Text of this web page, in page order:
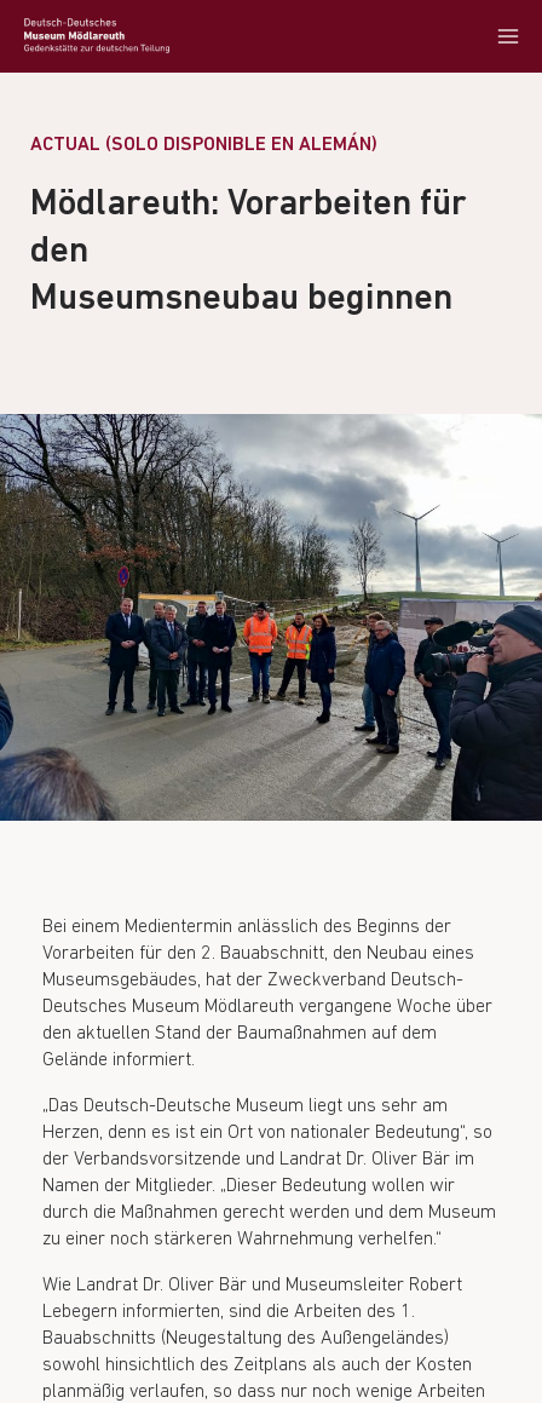
ACTUAL (SOLO DISPONIBLE EN ALEMÁN)
Mödlareuth: Vorarbeiten für
den
Museumsneubau beginnen
Bei einem Medientermin anlässlich des Beginns der
Vorarbeiten für den 2. Bauabschnitt, den Neubau eines
Museumsgebäudes, hat der Zweckverband Deutsch-
Deutsches Museum Mödlareuth vergangene Woche über
den aktuellen Stand der Baumaßnahmen auf dem
Gelände informiert.
„Das Deutsch-Deutsche Museum liegt uns sehr am
Herzen, denn es ist ein Ort von nationaler Bedeutung“, so
der Verbandsvorsitzende und Landrat Dr. Oliver Bär im
Namen der Mitglieder. „Dieser Bedeutung wollen wir
durch die Maßnahmen gerecht werden und dem Museum
zu einer noch stärkeren Wahrnehmung verhelfen.“
Wie Landrat Dr. Oliver Bär und Museumsleiter Robert
Lebegern informierten, sind die Arbeiten des 1.
Bauabschnitts (Neugestaltung des Außengeländes)
sowohl hinsichtlich des Zeitplans als auch der Kosten
planmäßig verlaufen, so dass nur noch wenige Arbeiten